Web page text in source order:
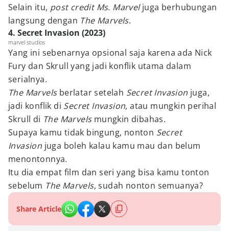
Selain itu, post creditMs. Marveljuga berhubungan
langsung dengan The Marvels.
4. Secret Invasion (2023)
marvel studios
Yang ini sebenarnya opsional saja karena ada Nick
Fury dan Skrull yang jadi konflik utama dalam
serialnya.
The Marvels berlatar setelah Secret Invasion juga,
jadi konflik di Secret Invasion, atau mungkin perihal
Skrull di The Marvels mungkin dibahas.
Supaya kamu tidak bingung, nonton Secret
Invasion juga boleh kalau kamu mau dan belum
menontonnya.
Itu dia empat film dan seri yang bisa kamu tonton
sebelum The Marvels, sudah nonton semuanya?
Share Article